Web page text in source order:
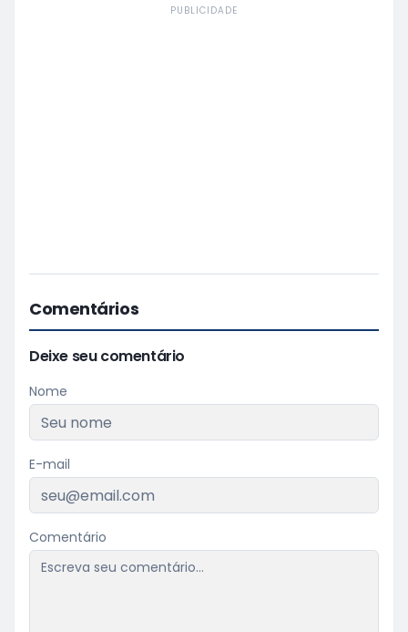
PUBLICIDADE
Comentários
Deixe seu comentário
Nome
E-mail
Comentário